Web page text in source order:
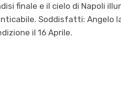
finale e il cielo di Napoli
Soddisfatti: Angelo
il 16 Aprile.